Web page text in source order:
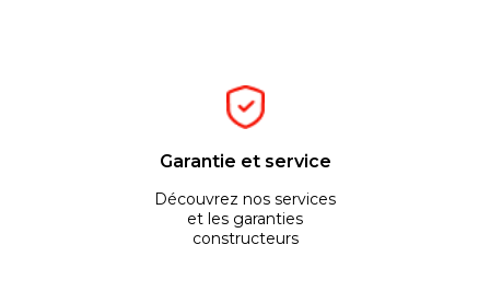
Garantie et service
Découvrez nos services
et les garanties
constructeurs